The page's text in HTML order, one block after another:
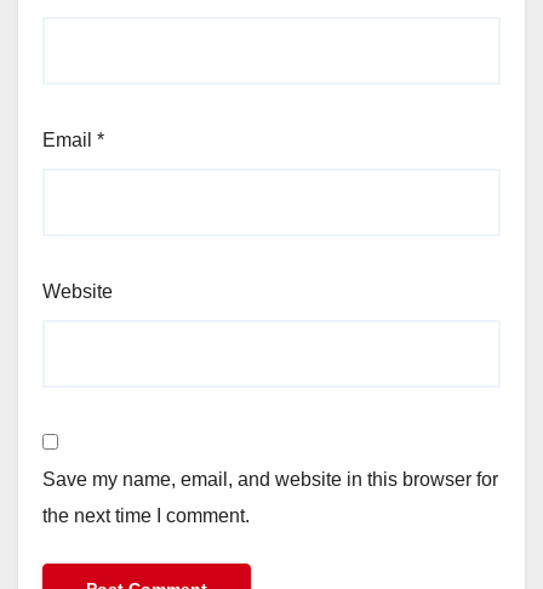
Email *
Website
Save my name, email, and website in this browser for
the next time I comment.